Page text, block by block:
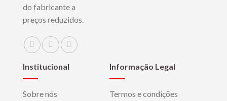
do fabricante a
preços reduzidos.
Institucional
Sobre nós
Informação Legal
Termos e condições